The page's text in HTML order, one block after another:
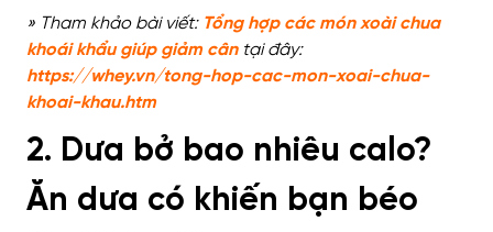
» Tham khảo bài viết: Tổng hợp các món xoài chua
khoái khẩu giúp giảm cântại đây:
https://whey.vn/tong-hop-cac-mon-xoai-chua-
khoai-khau.htm
2. Dưa bở bao nhiêu calo?
Ăn dưa có khiến bạn béo